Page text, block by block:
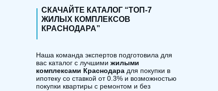
СКАЧАЙТЕ КАТАЛОГ “ТОП-7
ЖИЛЫХ КОМПЛЕКСОВ
КРАСНОДАРА”
Наша команда экспертов подготовила для
вас каталог с лучшими жилыми
комплексами Краснодара для покупки в
ипотеку со ставкой от 0.3% и возможностью
покупки квартиры с ремонтом и без